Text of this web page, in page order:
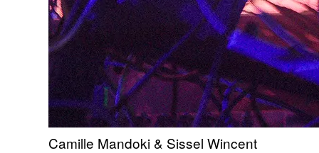
Camille Mandoki & Sissel Wincent